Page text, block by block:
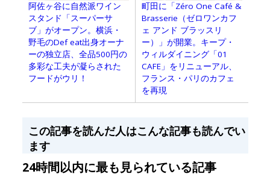
阿佐ヶ谷に自然派ワイン
スタンド「スーパーサ
ブ」がオープン。横浜・
野毛のDef eat出身オーナ
ーの独立店、全品500円の
多彩な工夫が凝らされた
フードがウリ！
町田に「Zéro One Café &
Brasserie（ゼロワンカフ
ェ アンド ブラッスリ
ー）」が開業。キープ・
ウィルダイニング「01
CAFE」をリニューアル、
フランス・パリのカフェ
を再現
この記事を読んだ人はこんな記事も読んでい
ます
24時間以内に最も見られている記事